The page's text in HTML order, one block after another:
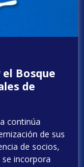
el Bosque
de
continúa
de sus
de socios,
se incorpora